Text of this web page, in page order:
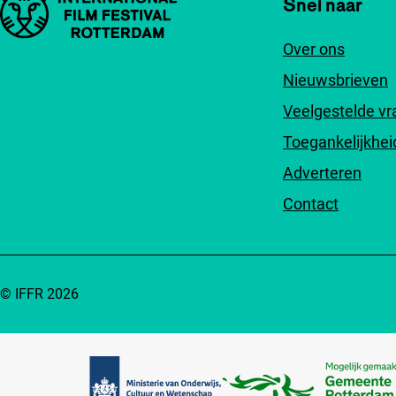
Over ons
Nieuwsbrieven
Veelgestelde
Adverteren
Contact
© IFFR 2026